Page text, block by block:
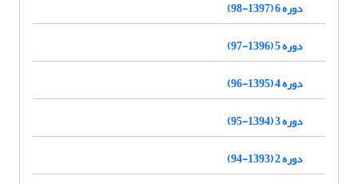
دوره 6 (1397-98)
دوره 5 (1396-97)
دوره 4 (1395-96)
دوره 3 (1394-95)
دوره 2 (1393-94)